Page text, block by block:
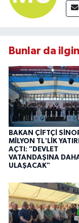
Bunlar da
BAKAN ÇİFTÇİ
MİLYON TL'LİK
AÇTI: "DEVLET
VATANDAŞINA
ULAŞACAK"